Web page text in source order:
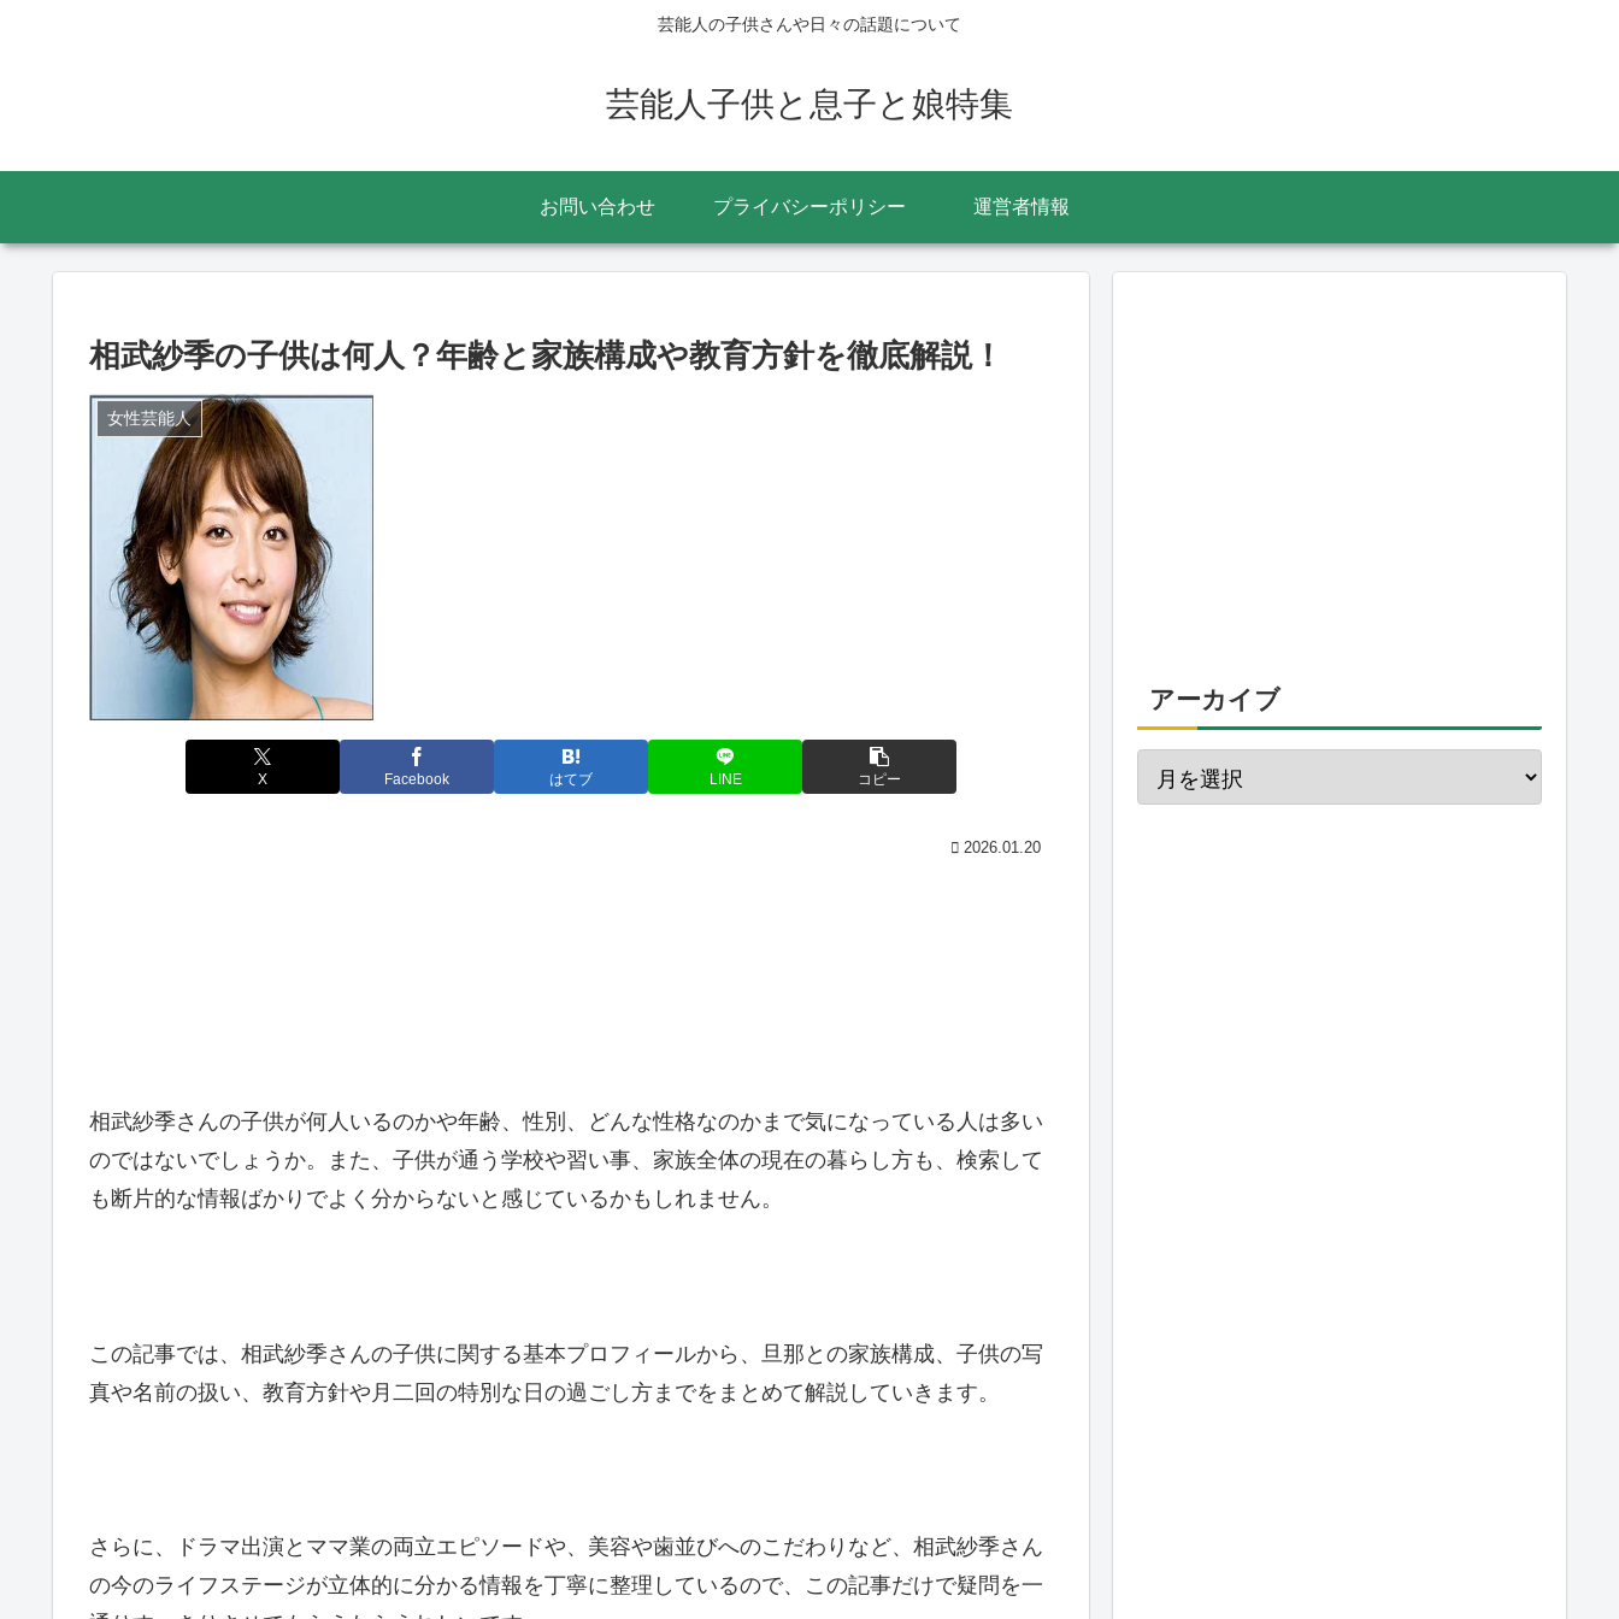
芸能人の子供さんや日々の話題について
芸能人子供と息子と娘特集
お問い合わせ プライバシーポリシー 運営者情報
相武紗季の子供は何人？年齢と家族構成や教育方針を徹底解説！
女性芸能人
X Facebook はてブ LINE コピー
2026.01.20
相武紗季さんの子供が何人いるのかや年齢、性別、どんな性格なのかまで気になっている人は多い
のではないでしょうか。また、子供が通う学校や習い事、家族全体の現在の暮らし方も、検索して
も断片的な情報ばかりでよく分からないと感じているかもしれません。
この記事では、相武紗季さんの子供に関する基本プロフィールから、旦那との家族構成、子供の写
真や名前の扱い、教育方針や月二回の特別な日の過ごし方までをまとめて解説していきます。
さらに、ドラマ出演とママ業の両立エピソードや、美容や歯並びへのこだわりなど、相武紗季さん
の今のライフステージが立体的に分かる情報を丁寧に整理しているので、この記事だけで疑問を一
アーカイブ